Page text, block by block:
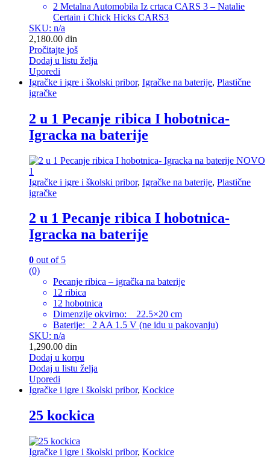
2 Metalna Automobila Iz crtaca CARS 3 – Natalie
Certain i Chick Hicks CARS3
SKU: n/a
2,180.00 din
Pročitajte još
Dodaj u listu želja
Uporedi
Igračke i igre i školski pribor, Igračke na baterije, Plastične
igračke
2 u 1 Pecanje ribica I hobotnica-
Igracka na baterije
Igračke i igre i školski pribor, Igračke na baterije, Plastične
igračke
2 u 1 Pecanje ribica I hobotnica-
Igracka na baterije
0 out of 5
(0)
Pecanje ribica – igračka na baterije
12 ribica
12 hobotnica
Dimenzije okvirno: 22.5×20 cm
Baterije: 2 AA 1.5 V (ne idu u pakovanju)
SKU: n/a
1,290.00 din
Dodaj u korpu
Dodaj u listu želja
Uporedi
Igračke i igre i školski pribor, Kockice
25 kockica
Igračke i igre i školski pribor, Kockice